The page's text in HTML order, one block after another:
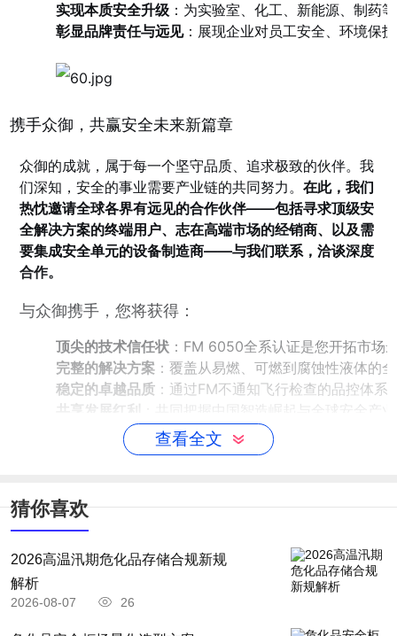
实现本质安全升级：为实验室、化工、新能源、制药
彰显品牌责任与远见：展现企业对员工安全、环境保
携手众御，共赢安全未来新篇章
众御的成就，属于每一个坚守品质、追求极致的伙伴。我
们深知，安全的事业需要产业链的共同努力。 在此，我们
热忱邀请全球各界有远见的合作伙伴——包括寻求顶级安
全解决方案的终端用户、志在高端市场的经销商、以及需
要集成安全单元的设备制造商——与我们联系，洽谈深度
合作。
与众御携手，您将获得：
顶尖的技术信任状：FM 6050全系认证是您开拓市场
完整的解决方案：覆盖从易燃、可燃到腐蚀性液体的
稳定的卓越品质：通过FM不通知飞行检查的品控体系
共享发展红利 ：共同把握中国智造崛起与全球安全产
让我们以世界级的安全技术为基石，携手共筑更安全、更
更多行业资讯，点击查看品牌官网
查看全文
猜你喜欢
2026高温汛期危化品存储合规新规
解析
2026-08-07 26